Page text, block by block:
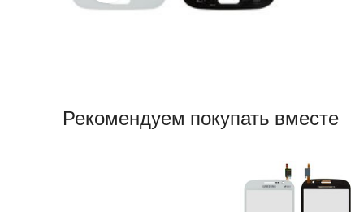
Рекомендуем покупать вместе